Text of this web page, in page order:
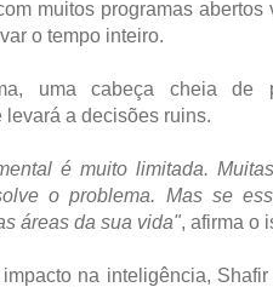
muitos programas
o tempo inteiro.
uma cabeça cheia de
levará a decisões ruins.
é muito limitada.
o problema. Mas se
áreas da sua vida", afirma o
na inteligência,